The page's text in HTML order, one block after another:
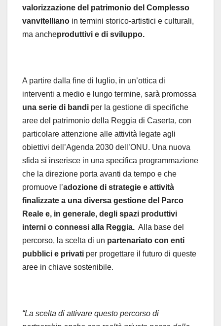
valorizzazione del patrimonio del Complesso
vanvitelliano in termini storico-artistici e culturali,
ma ancheproduttivi e di sviluppo.
A partire dalla fine di luglio, in un’ottica di
interventi a medio e lungo termine, sarà promossa
una serie di bandi per la gestione di specifiche
aree del patrimonio della Reggia di Caserta, con
particolare attenzione alle attività legate agli
obiettivi dell’Agenda 2030 dell’ONU. Una nuova
sfida si inserisce in una specifica programmazione
che la direzione porta avanti da tempo e che
promuove l’adozione di strategie e attività
finalizzate a una diversa gestione del Parco
Reale e, in generale, degli spazi produttivi
interni o connessi alla Reggia. Alla base del
percorso, la scelta di un partenariato con enti
pubblici e privati per progettare il futuro di queste
aree in chiave sostenibile.
“La scelta di attivare questo percorso di